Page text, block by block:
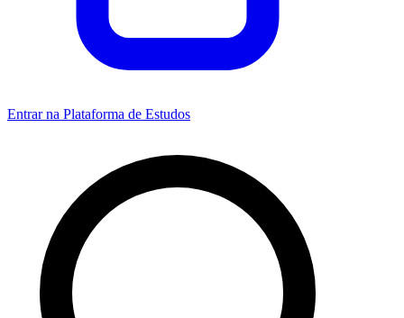
Entrar na Plataforma de Estudos